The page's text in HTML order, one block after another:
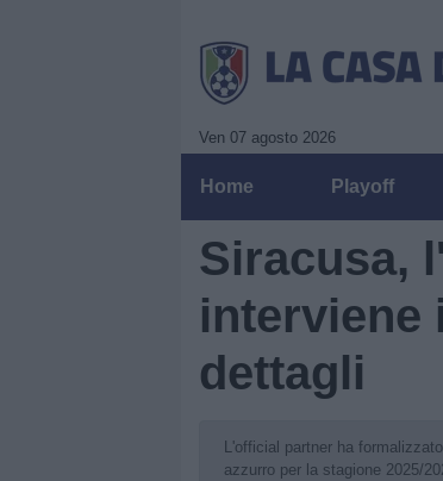
Ven 07 agosto 2026
Home Playoff
Siracusa,
interviene
dettagli
L'official partner ha
azzurro per la stagione 2025/